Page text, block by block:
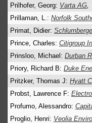
Prilhofer, Georg: Varta AG,
Prillaman, L.: Norfolk
Primat, Didier:
Prince, Charles: Citigroup
Prinsloo, Michael: Durban
Priory, Richard B: Duke
Pritzker, Thomas J: Hyatt
Probst, Lawrence F:
Profumo, Alessandro:
Proglio, Henri: Veolia